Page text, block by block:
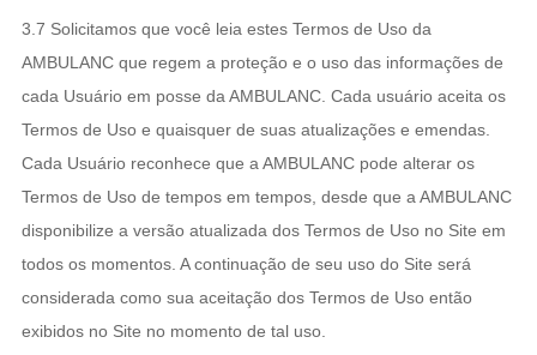
3.7 Solicitamos que você leia estes Termos de Uso da
AMBULANC que regem a proteção e o uso das informações de
cada Usuário em posse da AMBULANC. Cada usuário aceita os
Termos de Uso e quaisquer de suas atualizações e emendas.
Cada Usuário reconhece que a AMBULANC pode alterar os
Termos de Uso de tempos em tempos, desde que a AMBULANC
disponibilize a versão atualizada dos Termos de Uso no Site em
todos os momentos. A continuação de seu uso do Site será
considerada como sua aceitação dos Termos de Uso então
exibidos no Site no momento de tal uso.